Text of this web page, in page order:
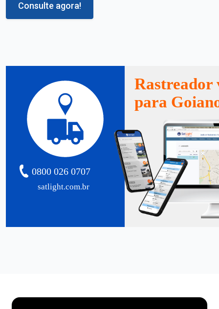
Consulte agora!
satlight.com.br
0800 026 0707
Rastreador
para